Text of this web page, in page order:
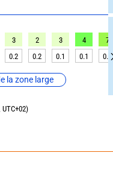
la zone large
3 2 3 4 7
0.2 0.2 0.1 0.1 0.1